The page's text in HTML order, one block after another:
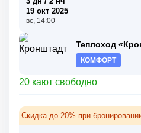
19 окт 2025
вс, 14:00
Теплоход
КОМФОРТ
20 кают свободно
Скидка до 20% при